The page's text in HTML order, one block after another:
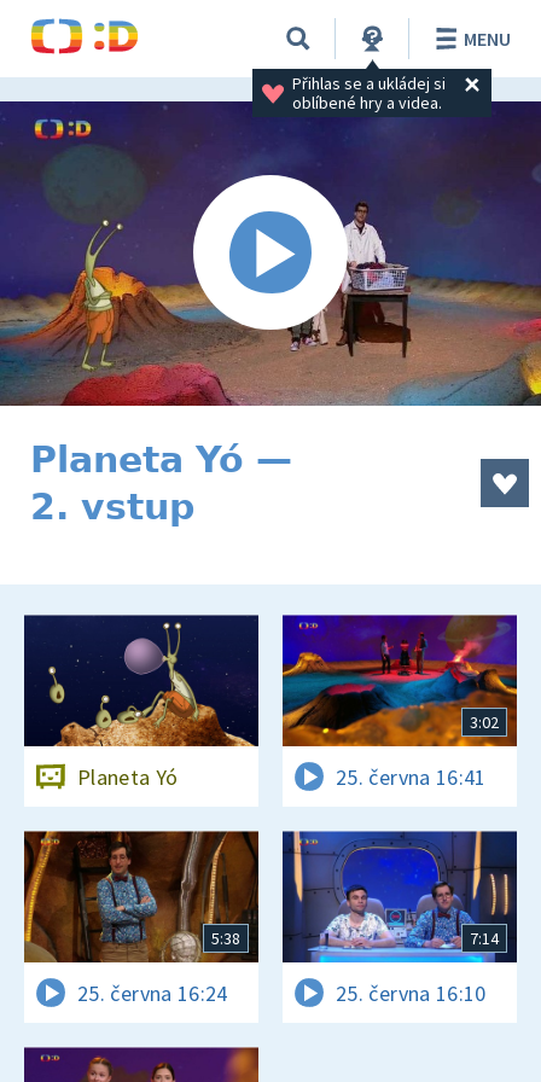
Přihlas se a ukládej si
oblíbené hry a videa.
MENU
Planeta Yó —
2. vstup
Planeta Yó
3:02
25. června 16:41
5:38
25. června 16:24
7:14
25. června 16:10